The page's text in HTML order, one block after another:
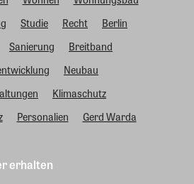
Studie Recht
Berlin
Sanierung
Breitband
Neubau
Klimaschutz
Personalien Gerd Warda
erhalten